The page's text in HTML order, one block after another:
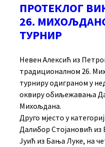
ПРОТЕКЛОГ
26.
ТУРНИР
Невен Алексић из
традиционалном 26.
турниру одиграном у
оквиру обиљежавања
Михољдана.
Друго мјесто у
Далибор Стојановић из
Јуић из Бања Луке, на